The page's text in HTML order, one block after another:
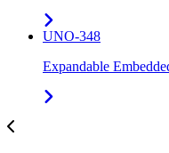
UNO-348
Expandable